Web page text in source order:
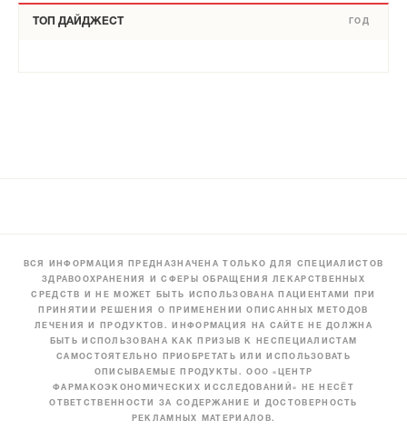
ТОП ДАЙДЖЕСТ ГОД
ВСЯ ИНФОРМАЦИЯ ПРЕДНАЗНАЧЕНА ТОЛЬКО ДЛЯ СПЕЦИАЛИСТОВ
ЗДРАВООХРАНЕНИЯ И СФЕРЫ ОБРАЩЕНИЯ ЛЕКАРСТВЕННЫХ
СРЕДСТВ И НЕ МОЖЕТ БЫТЬ ИСПОЛЬЗОВАНА ПАЦИЕНТАМИ ПРИ
ПРИНЯТИИ РЕШЕНИЯ О ПРИМЕНЕНИИ ОПИСАННЫХ МЕТОДОВ
ЛЕЧЕНИЯ И ПРОДУКТОВ. ИНФОРМАЦИЯ НА САЙТЕ НЕ ДОЛЖНА
БЫТЬ ИСПОЛЬЗОВАНА КАК ПРИЗЫВ К НЕСПЕЦИАЛИСТАМ
САМОСТОЯТЕЛЬНО ПРИОБРЕТАТЬ ИЛИ ИСПОЛЬЗОВАТЬ
ОПИСЫВАЕМЫЕ ПРОДУКТЫ. ООО «ЦЕНТР
ФАРМАКОЭКОНОМИЧЕСКИХ ИССЛЕДОВАНИЙ» НЕ НЕСЁТ
ОТВЕТСТВЕННОСТИ ЗА СОДЕРЖАНИЕ И ДОСТОВЕРНОСТЬ
РЕКЛАМНЫХ МАТЕРИАЛОВ.